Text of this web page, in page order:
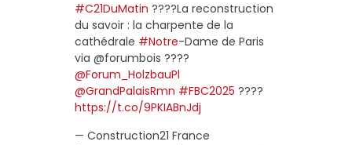
#C21DuMatin ????La reconstruction
du savoir : la charpente de la
cathédrale #Notre-Dame de Paris
via @forumbois ????
@Forum_HolzbauPl
@GrandPalaisRmn #FBC2025 ????
https://t.co/9PKIABnJdj
— Construction21 France